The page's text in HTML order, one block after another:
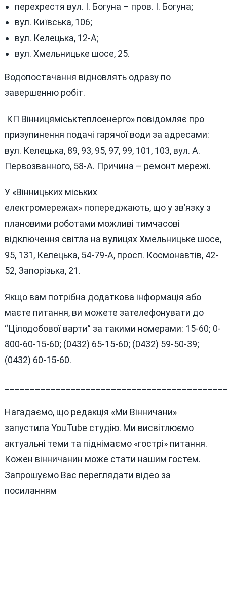
ВІННИЦІ
перехрестя вул. І. Богуна – пров. І. Богуна;
вул. Київська, 106;
вул. Келецька, 12-А;
вул. Хмельницьке шосе, 25.
Водопостачання відновлять одразу по
завершенню робіт.
КП Вінницяміськтеплоенерго» повідомляє про
призупинення подачі гарячої води за адресами:
вул. Келецька, 89, 93, 95, 97, 99, 101, 103, вул. А.
Первозванного, 58-А. Причина – ремонт мережі.
У «Вінницьких міських
електромережах» попереджають, що у зв’язку з
плановими роботами можливі тимчасові
відключення світла на вулицях Хмельницьке шосе,
95, 131, Келецька, 54-79-А, просп. Космонавтів, 42-
52, Запорізька, 21.
Якщо вам потрібна додаткова інформація або
маєте питання, ви можете зателефонувати до
“Цілодобової варти” за такими номерами: 15-60; 0-
800-60-15-60; (0432) 65-15-60; (0432) 59-50-39;
(0432) 60-15-60.
Нагадаємо, що редакція «Ми Вінничани»
запустила YouTube студію. Ми висвітлюємо
актуальні теми та піднімаємо «гострі» питання.
Кожен вінничанин може стати нашим гостем.
Запрошуємо Вас переглядати відео за
посиланням